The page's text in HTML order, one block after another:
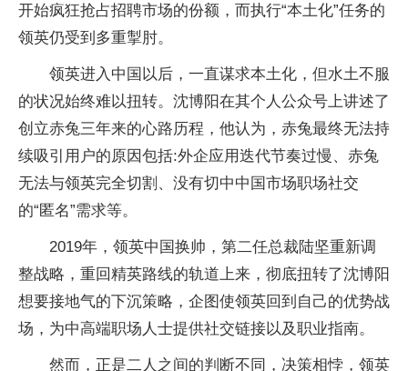
开始疯狂抢占招聘市场的份额，而执行“本土化”任务的
领英仍受到多重掣肘。
领英进入中国以后，一直谋求本土化，但水土不服
的状况始终难以扭转。沈博阳在其个人公众号上讲述了
创立赤兔三年来的心路历程，他认为，赤兔最终无法持
续吸引用户的原因包括:外企应用迭代节奏过慢、赤兔
无法与领英完全切割、没有切中中国市场职场社交
的“匿名”需求等。
2019年，领英中国换帅，第二任总裁陆坚重新调
整战略，重回精英路线的轨道上来，彻底扭转了沈博阳
想要接地气的下沉策略，企图使领英回到自己的优势战
场，为中高端职场人士提供社交链接以及职业指南。
然而，正是二人之间的判断不同，决策相悖，领英